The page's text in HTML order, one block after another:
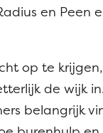
en
op te
de wijk
belangrijk